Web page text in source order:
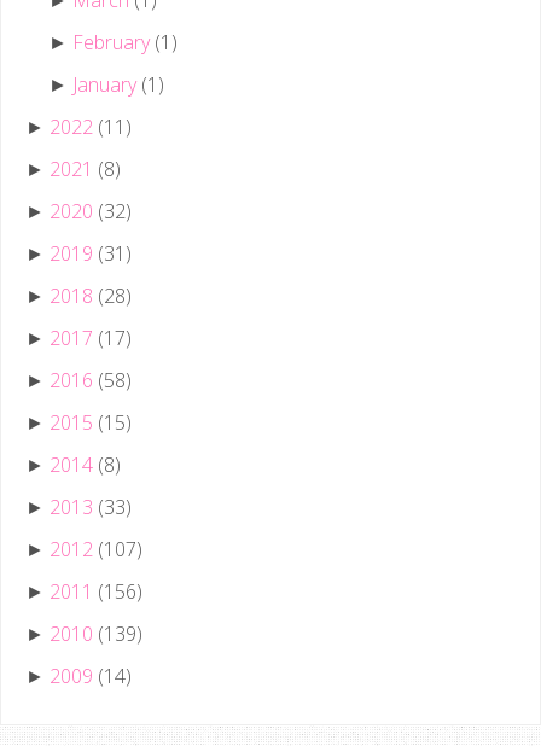
► February (1)
► January (1)
► 2022 (11)
► 2021 (8)
► 2020 (32)
► 2019 (31)
► 2018 (28)
► 2017 (17)
► 2016 (58)
► 2015 (15)
► 2014 (8)
► 2013 (33)
► 2012 (107)
► 2011 (156)
► 2010 (139)
► 2009 (14)